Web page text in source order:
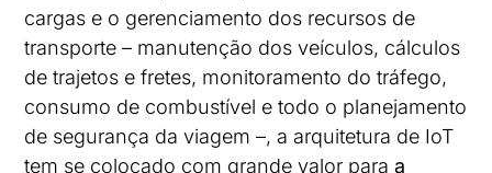
cargas e o gerenciamento dos recursos de
transporte – manutenção dos veículos, cálculos
de trajetos e fretes, monitoramento do tráfego,
consumo de combustível e todo o planejamento
de segurança da viagem –, a arquitetura de IoT
tem se colocado com grande valor paraa